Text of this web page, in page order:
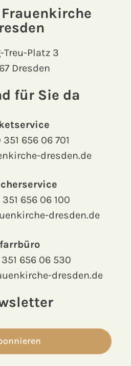
Treu-Platz 3
Dresden
für Sie da
351 656 06 701
dresden.de
656 06 100
dresden.de
656 06 530
dresden.de